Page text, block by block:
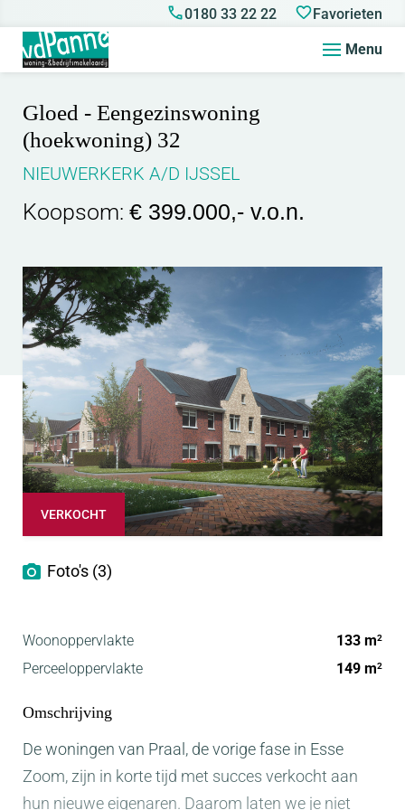
0180 33 22 22 Favorieten
Menu
Gloed - Eengezinswoning
(hoekwoning) 32
NIEUWERKERK A/D IJSSEL
Koopsom: € 399.000,- v.o.n.
VERKOCHT
Foto's (3)
Woonoppervlakte 133 m2
Perceeloppervlakte 149 m2
Omschrijving
De woningen van Praal, de vorige fase in Esse
Zoom, zijn in korte tijd met succes verkocht aan
hun nieuwe eigenaren. Daarom laten we je niet